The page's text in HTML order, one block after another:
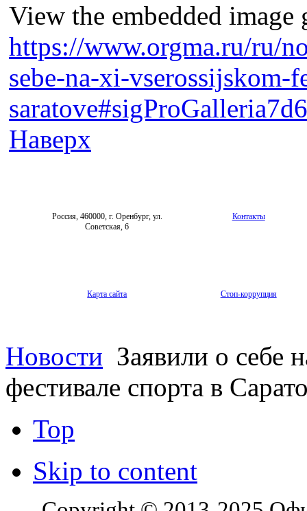
View the embedded
https://www.orgma.ru/ru/
sebe-na-xi-vserossijskom-
Наверх
Россия, 460000, г. Оренбург, ул.
Советская, 6
Контакты
Карта сайта Стоп-коррупция
Новости Заявили о себе
фестивале спорта в
Top
Skip to content